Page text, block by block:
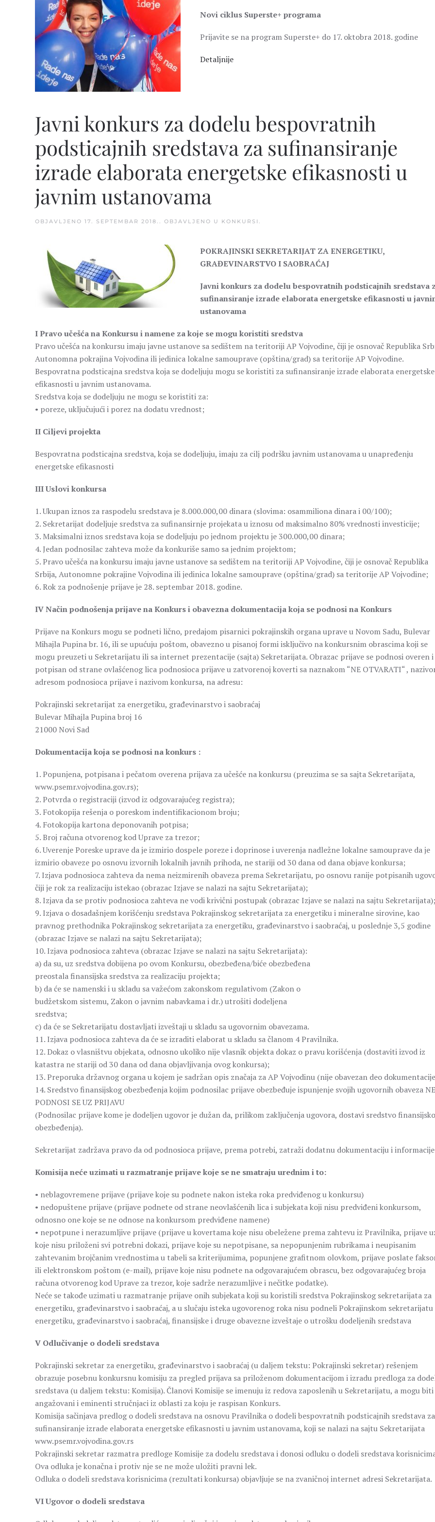
Novi ciklus Superste+ programa
Prijavite se na program Superste+ do 17. oktobra 2018. godine
Detaljnije
Javni konkurs za dodelu bespovratnih
podsticajnih sredstava za sufinansiranje
izrade elaborata energetske efikasnosti u
javnim ustanovama
OBJAVLJENO 17. SEPTEMBAR 2018. . OBJAVLJENO U KONKURSI .
POKRAJINSKI SEKRETARIJAT ZA ENERGETIKU,
GRAĐEVINARSTVO I SAOBRAĆAJ
Javni konkurs za dodelu bespovratnih podsticajnih sredstava
sufinansiranje izrade elaborata energetske efikasnosti u
ustanovama
I Pravo učešća na Konkursu i namene za koje se mogu koristiti sredstva
Pravo učešća na konkursu imaju javne ustanove sa sedištem na teritoriji AP Vojvodine, čiji je osnovač Republika
Autonomna pokrajina Vojvodina ili jedinica lokalne samouprave (opština/grad) sa teritorije AP Vojvodine.
Bespovratna podsticajna sredstva koja se dodeljuju mogu se koristiti za sufinansiranje izrade elaborata energetske
efikasnosti u javnim ustanovama.
Sredstva koja se dodeljuju ne mogu se koristiti za:
• poreze, uključujući i porez na dodatu vrednost;
II Ciljevi projekta
Bespovratna podsticajna sredstva, koja se dodeljuju, imaju za cilj podršku javnim ustanovama u unapređenju
energetske efikasnosti
III Uslovi konkursa
1. Ukupan iznos za raspodelu sredstava je 8.000.000,00 dinara (slovima: osammiliona dinara i 00/100);
2. Sekretarijat dodeljuje sredstva za sufinansirnje projekata u iznosu od maksimalno 80% vrednosti investicije;
3. Maksimalni iznos sredstava koja se dodeljuju po jednom projektu je 300.000,00 dinara;
4. Jedan podnosilac zahteva može da konkuriše samo sa jednim projektom;
5. Pravo učešća na konkursu imaju javne ustanove sa sedištem na teritoriji AP Vojvodine, čiji je osnovač Republika
Srbija, Autonomne pokrajine Vojvodina ili jedinica lokalne samouprave (opština/grad) sa teritorije AP Vojvodine;
6. Rok za podnošenje prijave je 28. septembar 2018. godine.
IV Način podnošenja prijave na Konkurs i obavezna dokumentacija koja se podnosi na Konkurs
Prijave na Konkurs mogu se podneti lično, predajom pisarnici pokrajinskih organa uprave u Novom Sadu, Bulevar
Mihajla Pupina br. 16, ili se upućuju poštom, obavezno u pisanoj formi isključivo na konkursnim obrascima koji se
mogu preuzeti u Sekretarijatu ili sa internet prezentacije (sajta) Sekretarijata. Obrazac prijave se podnosi overen i
potpisan od strane ovlašćenog lica podnosioca prijave u zatvorenoj koverti sa naznakom “NE OTVARATI“ ,
adresom podnosioca prijave i nazivom konkursa, na adresu:
Pokrajinski sekretarijat za energetiku, građevinarstvo i saobraćaj
Bulevar Mihajla Pupina broj 16
21000 Novi Sad
Dokumentacija koja se podnosi na konkurs :
1. Popunjena, potpisana i pečatom overena prijava za učešće na konkursu (preuzima se sa sajta Sekretarijata,
www.psemr.vojvodina.gov.rs);
2. Potvrda o registraciji (izvod iz odgovarajućeg registra);
3. Fotokopija rešenja o poreskom indentifikacionom broju;
4. Fotokopija kartona deponovanih potpisa;
5. Broj računa otvorenog kod Uprave za trezor;
6. Uverenje Poreske uprave da je izmirio dospele poreze i doprinose i uverenja nadležne lokalne samouprave da je
izmirio obaveze po osnovu izvornih lokalnih javnih prihoda, ne stariji od 30 dana od dana objave konkursa;
7. Izjava podnosioca zahteva da nema neizmirenih obaveza prema Sekretarijatu, po osnovu ranije potpisanih
čiji je rok za realizaciju istekao (obrazac Izjave se nalazi na sajtu Sekretarijata);
8. Izjava da se protiv podnosioca zahteva ne vodi krivični postupak (obrazac Izjave se nalazi na sajtu Sekretarijata);
9. Izjava o dosadašnjem korišćenju sredstava Pokrajinskog sekretarijata za energetiku i mineralne sirovine, kao
pravnog prethodnika Pokrajinskog sekretarijata za energetiku, građevinarstvo i saobraćaj, u poslednje 3,5 godine
(obrazac Izjave se nalazi na sajtu Sekretarijata);
10. Izjava podnosioca zahteva (obrazac Izjave se nalazi na sajtu Sekretarijata):
a) da su, uz sredstva dobijena po ovom Konkursu, obezbeđena/biće obezbeđena
preostala finansijska sredstva za realizaciju projekta;
b) da će se namenski i u skladu sa važećom zakonskom regulativom (Zakon o
budžetskom sistemu, Zakon o javnim nabavkama i dr.) utrošiti dodeljena
sredstva;
c) da će se Sekretarijatu dostavljati izveštaji u skladu sa ugovornim obavezama.
11. Izjava podnosioca zahteva da će se izraditi elaborat u skladu sa članom 4 Pravilnika.
12. Dokaz o vlasništvu objekata, odnosno ukoliko nije vlasnik objekta dokaz o pravu korišćenja (dostaviti izvod iz
katastra ne stariji od 30 dana od dana objavljivanja ovog konkursa);
13. Preporuka državnog organa u kojem je sadržan opis značaja za AP Vojvodinu (nije obavezan deo
14. Sredstvo finansijskog obezbeđenja kojim podnosilac prijave obezbeđuje ispunjenje svojih ugovornih obaveza NE
PODNOSI SE UZ PRIJAVU
(Podnosilac prijave kome je dodeljen ugovor je dužan da, prilikom zaključenja ugovora, dostavi sredstvo
obezbeđenja).
Sekretarijat zadržava pravo da od podnosioca prijave, prema potrebi, zatraži dodatnu dokumentaciju i
Komisija neće uzimati u razmatranje prijave koje se ne smatraju urednim i to:
• neblagovremene prijave (prijave koje su podnete nakon isteka roka predviđenog u konkursu)
• nedopuštene prijave (prijave podnete od strane neovlašćenih lica i subjekata koji nisu predviđeni konkursom,
odnosno one koje se ne odnose na konkursom predviđene namene)
• nepotpune i nerazumljive prijave (prijave u kovertama koje nisu obeležene prema zahtevu iz Pravilnika, prijave
koje nisu priloženi svi potrebni dokazi, prijave koje su nepotpisane, sa nepopunjenim rubrikama i neupisanim
zahtevanim brojčanim vrednostima u tabeli sa kriterijumima, popunjene grafitnom olovkom, prijave poslate
ili elektronskom poštom (e-mail), prijave koje nisu podnete na odgovarajućem obrascu, bez odgovarajućeg broja
računa otvorenog kod Uprave za trezor, koje sadrže nerazumljive i nečitke podatke).
Neće se takođe uzimati u razmatranje prijave onih subjekata koji su koristili sredstva Pokrajinskog sekretarijata za
energetiku, građevinarstvo i saobraćaj, a u slučaju isteka ugovorenog roka nisu podneli Pokrajinskom sekretarijatu
energetiku, građevinarstvo i saobraćaj, finansijske i druge obavezne izveštaje o utrošku dodeljenih sredstava
V Odlučivanje o dodeli sredstava
Pokrajinski sekretar za energetiku, građevinarstvo i saobraćaj (u daljem tekstu: Pokrajinski sekretar) rešenjem
obrazuje posebnu konkursnu komisiju za pregled prijava sa priloženom dokumentacijom i izradu predloga za
sredstava (u daljem tekstu: Komisija). Članovi Komisije se imenuju iz redova zaposlenih u Sekretarijatu, a mogu biti
angažovani i eminenti stručnjaci iz oblasti za koju je raspisan Konkurs.
Komisija sačinjava predlog o dodeli sredstava na osnovu Pravilnika o dodeli bespovratnih podsticajnih sredstava za
sufinansiranje izrade elaborata energetske efikasnosti u javnim ustanovama, koji se nalazi na sajtu Sekretarijata
www.psemr.vojvodina.gov.rs
Pokrajinski sekretar razmatra predloge Komisije za dodelu sredstava i donosi odluku o dodeli sredstava
Ova odluka je konačna i protiv nje se ne može uložiti pravni lek.
Odluka o dodeli sredstava korisnicima (rezultati konkursa) objavljuje se na zvaničnoj internet adresi Sekretarijata.
VI Ugovor o dodeli sredstava